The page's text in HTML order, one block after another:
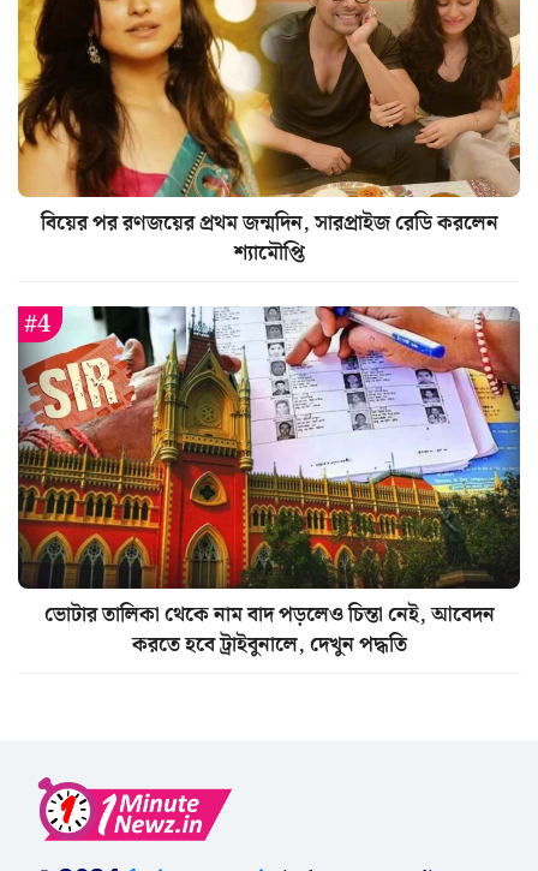
বিয়ের পর রণজয়ের প্রথম জন্মদিন, সারপ্রাইজ রেডি করলেন
শ্যামৌপ্তি
ভোটার তালিকা থেকে নাম বাদ পড়লেও চিন্তা নেই, আবেদন
করতে হবে ট্রাইবুনালে, দেখুন পদ্ধতি